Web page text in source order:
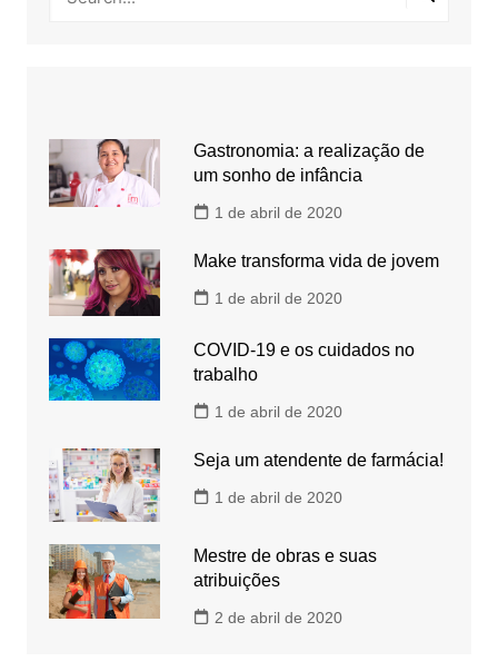
Gastronomia: a realização de
um sonho de infância
1 de abril de 2020
Make transforma vida de jovem
1 de abril de 2020
COVID-19 e os cuidados no
trabalho
1 de abril de 2020
Seja um atendente de farmácia!
1 de abril de 2020
Mestre de obras e suas
atribuições
2 de abril de 2020